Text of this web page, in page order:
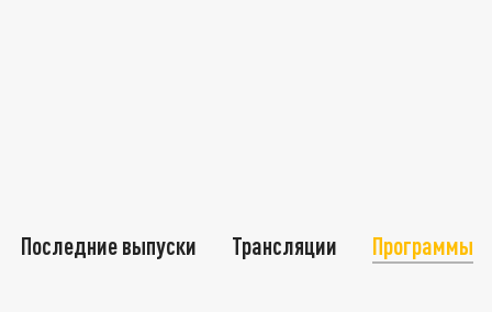
Последние выпуски Трансляции Программы